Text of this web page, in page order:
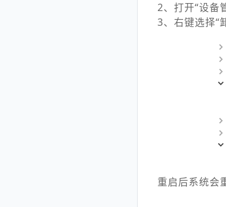
2、打开“设备
3、右键选择“
重启后系统会